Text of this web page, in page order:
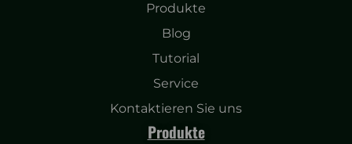
Produkte
Blog
Tutorial
Service
Kontaktieren Sie uns
Produkte